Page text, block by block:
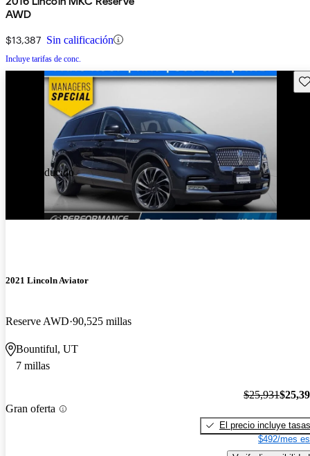
AWD
$13,387 Sin calificación
Incluye tarifas de conc.
Precio reducido
2021 Lincoln Aviator
Reserve AWD 90,525 millas
Bountiful, UT
7 millas
Gran oferta
$25,931
El precio incluye tasas
$492/mes